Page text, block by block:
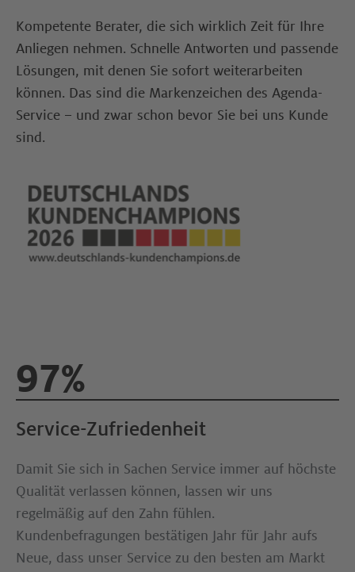
Kompetente Berater, die sich wirklich Zeit für Ihre
Anliegen nehmen. Schnelle Antworten und passende
Lösungen, mit denen Sie sofort weiterarbeiten
können. Das sind die Markenzeichen des Agenda-
Service – und zwar schon bevor Sie bei uns Kunde
sind.
97%
Service-Zufriedenheit
Damit Sie sich in Sachen Service immer auf höchste
Qualität verlassen können, lassen wir uns
regelmäßig auf den Zahn fühlen.
Kundenbefragungen bestätigen Jahr für Jahr aufs
Neue, dass unser Service zu den besten am Markt